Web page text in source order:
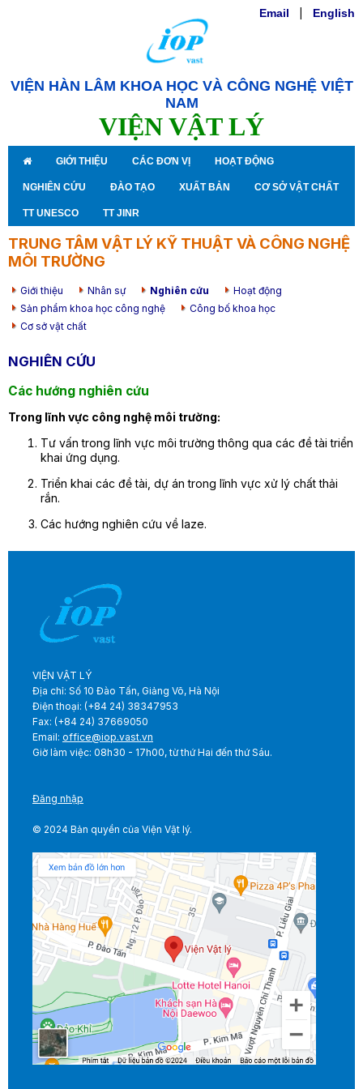
VIỆN HÀN LÂM KHOA HỌC VÀ CÔNG NGHỆ VIỆT
NAM
VIỆN VẬT LÝ
Email English
GIỚI THIỆU CÁC ĐƠN VỊ HOẠT ĐỘNG
NGHIÊN CỨU ĐÀO TẠO XUẤT BẢN CƠ SỞ VẬT CHẤT
TT UNESCO TT JINR
TRUNG TÂM VẬT LÝ KỸ THUẬT VÀ CÔNG NGHỆ
MÔI TRƯỜNG
Giới thiệu Nhân sự Nghiên cứu
Hoạt động
Sản phẩm khoa học công nghệ
Công bố khoa học
Cơ sở vật chất
NGHIÊN CỨU
Các hướng nghiên cứu
Trong lĩnh vực công nghệ môi trường:
Tư vấn trong lĩnh vực môi trường thông qua các đề tài triển
khai ứng dụng.
Triển khai các đề tài, dự án trong lĩnh vực xử lý chất thải
rắn.
Các hướng nghiên cứu về laze.
VIỆN VẬT LÝ
Địa chỉ: Số 10 Đào Tấn, Giảng Võ, Hà Nội
Điện thoại: (+84 24) 38347953
Fax: (+84 24) 37669050
Email: office@iop.vast.vn
Giờ làm việc: 08h30 - 17h00, từ thứ Hai đến thứ Sáu.
Đăng nhập
© 2024 Bản quyền của Viện Vật lý.